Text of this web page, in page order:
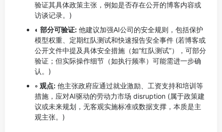
验证其具体政策主张，例如是否存在公开的博客内容或
访谈记录。)
◐ 部分可验证: 他建议加强AI公司的安全规则，包括保护
模型权重、定期红队测试和快速报告安全事件 (若博客或
公开文件中提及具体安全措施（如“红队测试”），可部分
验证；但实际操作细节（如执行频率）可能需进一步确
认。)
◦ 观点: 他主张政府应通过就业激励、工资支持和培训等
措施，应对AI驱动的劳动力市场 disruption (属于政策建
议或未来规划，无客观实施标准或数据支撑，本质是主
观主张。)